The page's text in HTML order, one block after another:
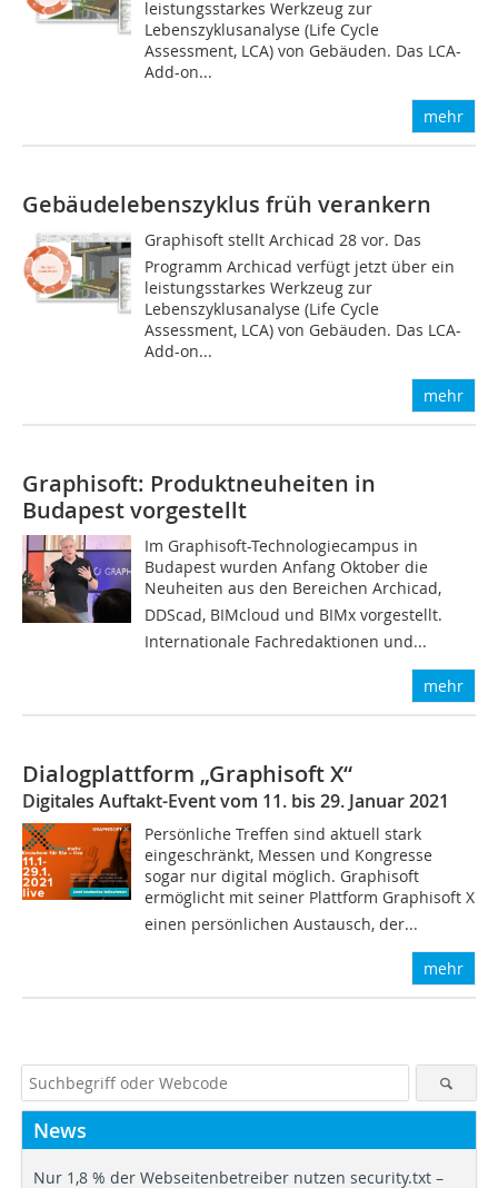
leistungsstarkes Werkzeug zur
Lebenszyklusanalyse (Life Cycle
Assessment, LCA) von Gebäuden. Das LCA-
Add-on...
mehr
Gebäudelebenszyklus früh verankern
Graphisoft stellt Archicad 28 vor. Das
Programm Archicad verfügt jetzt über ein
leistungsstarkes Werkzeug zur
Lebenszyklusanalyse (Life Cycle
Assessment, LCA) von Gebäuden. Das LCA-
Add-on...
mehr
Graphisoft: Produktneuheiten in
Budapest vorgestellt
Im Graphisoft-Technologiecampus in
Budapest wurden Anfang Oktober die
Neuheiten aus den Bereichen Archicad,
DDScad, BIMcloud und BIMx vorgestellt.
Internationale Fachredaktionen und...
mehr
Dialogplattform „Graphisoft X“
Digitales Auftakt-Event vom 11. bis 29. Januar 2021
Persönliche Treffen sind aktuell stark
eingeschränkt, Messen und Kongresse
sogar nur digital möglich. Graphisoft
ermöglicht mit seiner Plattform Graphisoft X
einen persönlichen Austausch, der...
mehr
News
Nur 1,8 % der Webseitenbetreiber nutzen security.txt –